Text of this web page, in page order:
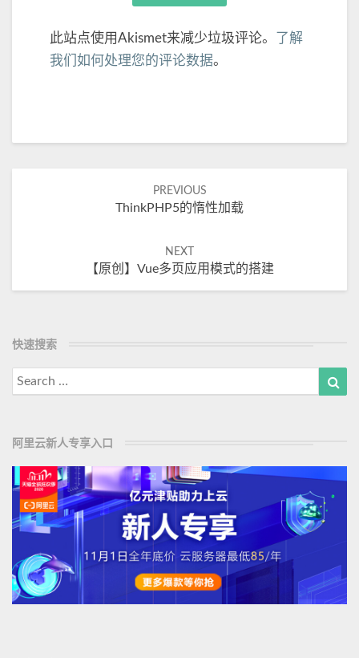
此站点使用Akismet来减少垃圾评论。
了解
我们如何处理您的评论数据。
PREVIOUS
ThinkPHP5的惰性加载
NEXT
【原创】Vue多页应用模式的搭建
快速搜索
Search
for:
阿里云新人专享入口